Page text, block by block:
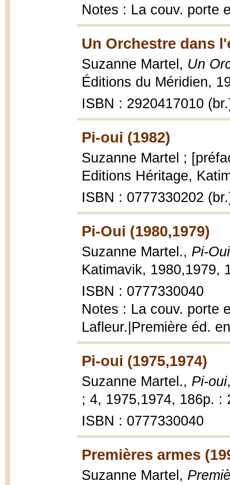
Notes : La couv. porte
Un Orchestre dans
Suzanne Martel, Un
Éditions du Méridien,
ISBN : 2920417010
Pi-oui (1982)
Suzanne Martel ;
Editions Héritage,
ISBN : 0777330202
Pi-Oui (1980,1979)
Suzanne Martel., Pi-Oui
Katimavik, 1980,1979,
ISBN : 0777330040
Notes : La couv. porte
Lafleur.|Première éd.
Pi-oui (1975,1974)
Suzanne Martel., Pi-oui
; 4, 1975,1974, 186p. :
ISBN : 0777330040
Premières armes
Suzanne Martel,